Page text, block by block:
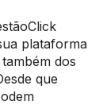
plataforma
dos
que